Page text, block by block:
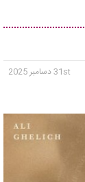
31st دسامبر 2025